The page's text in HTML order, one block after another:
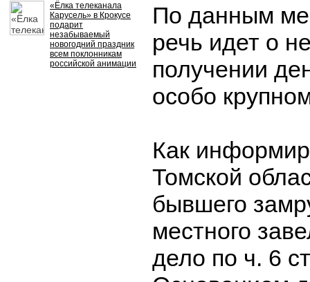
«Ёлка телеканала
Карусель» в Крокусе
подарит
незабываемый
новогодний праздник
всем поклонникам
российской анимации
По данным
речь идет о
получении
особо
Как
Томской
бывшего
местного
дело по ч. 6